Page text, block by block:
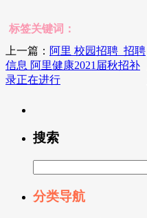
标签关键词：
上一篇： 阿里 校园招聘_招聘
信息 阿里健康2021届秋招补
录正在进行
搜索
分类导航